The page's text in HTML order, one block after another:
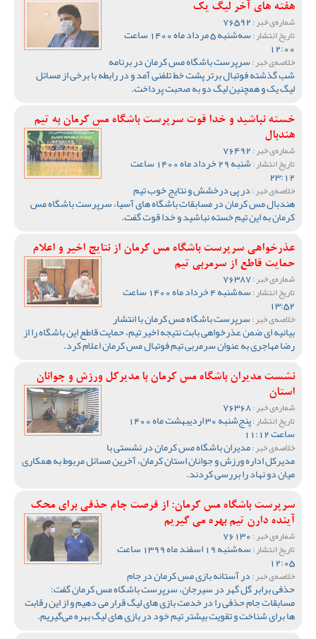
هفته های آخر لیگ یک
شماره‌ی خبر :
تاریخ انتشار : سه‌شنبه 5 مرداد ماه 1400 ساعت
12:00
خلاصه‌ی خبر :سرپرست باشگاه مس کرمان در برنامه
شب گذشته فوتبال برتر پشت خط تلفنی آمد و در رابطه با برخی از مسائل
لیگ یک و همچنین لیگ دو به صحبت پرداخت.
خسته نباشید و خدا قوت سرپرست باشگاه مس کرمان به تیم
هندبال
شماره‌ی خبر :
تاریخ انتشار : شنبه 29 خرداد ماه 1400 ساعت
23:12
خلاصه‌ی خبر :در پی درخشش و نتایج خوب تیم
هندبال مس کرمان در مسابقات باشگاه های آسیا، سرپرست باشگاه مس
کرمان به این تیم خسته نباشید و خدا قوت گفت.
عذرخواهی سرپرست باشگاه مس کرمان از نتایج اخیر و اعلام
حمایت قاطع از سرمربی تیم
شماره‌ی خبر :
تاریخ انتشار : سه‌شنبه 4 خرداد ماه 1400 ساعت
13:52
خلاصه‌ی خبر :سرپرست باشگاه مس کرمان با انتشار
بیانیه ای ضمن عذرخواهی بابت نتیجه اخیر تیم، حمایت قاطع این باشگاه را از
رضا مهاجری به عنوان سرمربی تیم فوتبال مس کرمان اعلام کرد.
نشست مدیران باشگاه مس کرمان با مدیرکل ورزش و جوانان
استان
شماره‌ی خبر :
تاریخ انتشار : پنج‌شنبه 30 اردیبهشت ماه 1400
ساعت 11:12
خلاصه‌ی خبر :مدیران باشگاه مس کرمان در نشستی با
مدیرکل اداره ورزش و جوانان استان کرمان، آخرین مسائل مربوط به همکاری
میان دو نهاد را بررسی کردند.
سرپرست باشگاه مس کرمان: از فرصت جام حذفی برای محک
آینده دارن تیم بهره می گیریم
شماره‌ی خبر :
تاریخ انتشار : سه‌شنبه 19 اسفند ماه 1399 ساعت
12:05
خلاصه‌ی خبر :در آستانه بازی مس کرمان در جام
حذفی برابر گل گهر در سیرجان، سرپرست باشگاه مس کرمان گفت:
مسابقات جام حذفی را در خدمت بازی های لیگ قرار می دهیم و از این رقابت
ها برای شناخت و تقویت بیشتر تیم خود در بازی های لیگ بهره می‌گیریم.